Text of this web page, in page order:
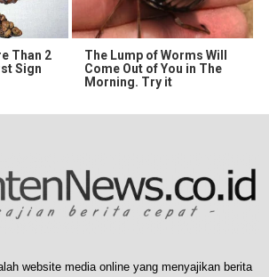
Than 2
Sign
The Lump of Worms Will
Come Out of You in The
Morning. Try it
website media online yang menyajikan berita